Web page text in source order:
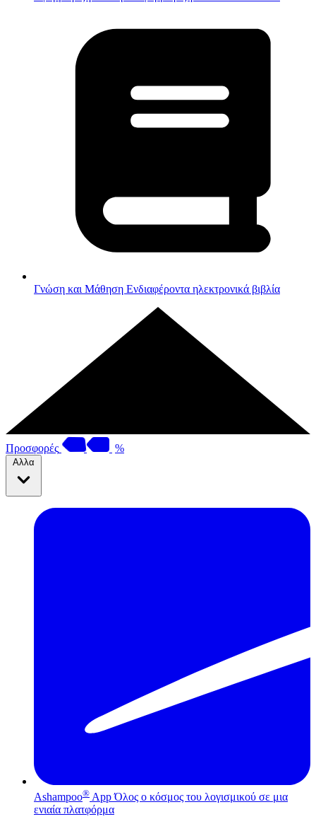
Γνώση και Μάθηση Ενδιαφέροντα ηλεκτρονικά βιβλία
Προσφορές %
Αλλα
Ashampoo® App Όλος ο κόσμος του λογισμικού σε μια
ενιαία πλατφόρμα